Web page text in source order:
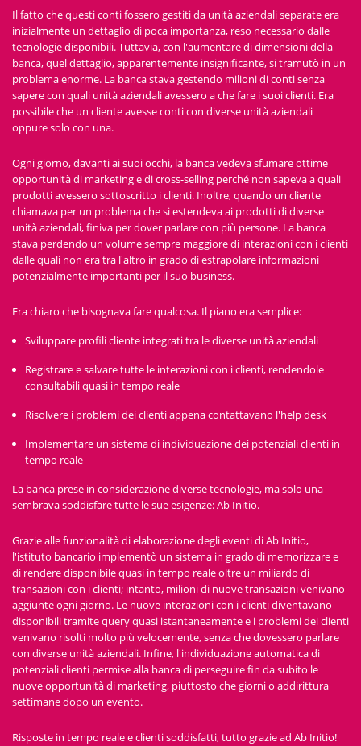
Il fatto che questi conti fossero gestiti da unità aziendali separate era
inizialmente un dettaglio di poca importanza, reso necessario dalle
tecnologie disponibili. Tuttavia, con l'aumentare di dimensioni della
banca, quel dettaglio, apparentemente insignificante, si tramutò in un
problema enorme. La banca stava gestendo milioni di conti senza
sapere con quali unità aziendali avessero a che fare i suoi clienti. Era
possibile che un cliente avesse conti con diverse unità aziendali
oppure solo con una.
Ogni giorno, davanti ai suoi occhi, la banca vedeva sfumare ottime
opportunità di marketing e di cross-selling perché non sapeva a quali
prodotti avessero sottoscritto i clienti. Inoltre, quando un cliente
chiamava per un problema che si estendeva ai prodotti di diverse
unità aziendali, finiva per dover parlare con più persone. La banca
stava perdendo un volume sempre maggiore di interazioni con i clienti
dalle quali non era tra l'altro in grado di estrapolare informazioni
potenzialmente importanti per il suo business.
Era chiaro che bisognava fare qualcosa. Il piano era semplice:
Sviluppare profili cliente integrati tra le diverse unità aziendali
Registrare e salvare tutte le interazioni con i clienti, rendendole
consultabili quasi in tempo reale
Risolvere i problemi dei clienti appena contattavano l'help desk
Implementare un sistema di individuazione dei potenziali clienti in
tempo reale
La banca prese in considerazione diverse tecnologie, ma solo una
sembrava soddisfare tutte le sue esigenze: Ab Initio.
Grazie alle funzionalità di elaborazione degli eventi di Ab Initio,
l'istituto bancario implementò un sistema in grado di memorizzare e
di rendere disponibile quasi in tempo reale oltre un miliardo di
transazioni con i clienti; intanto, milioni di nuove transazioni venivano
aggiunte ogni giorno. Le nuove interazioni con i clienti diventavano
disponibili tramite query quasi istantaneamente e i problemi dei clienti
venivano risolti molto più velocemente, senza che dovessero parlare
con diverse unità aziendali. Infine, l'individuazione automatica di
potenziali clienti permise alla banca di perseguire fin da subito le
nuove opportunità di marketing, piuttosto che giorni o addirittura
settimane dopo un evento.
Risposte in tempo reale e clienti soddisfatti, tutto grazie ad Ab Initio!